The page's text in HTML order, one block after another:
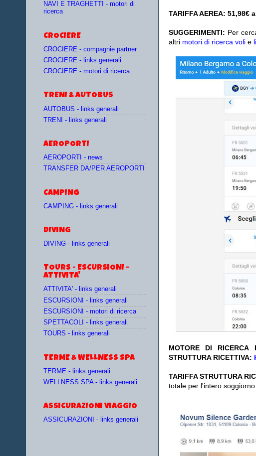
TARIFFA AEREA: 51,98€
SUGGERIMENTI: Per
altri motori di ricerca voli e
MOTORE DI RICERCA
STRUTTURA RICETTIVA:
TARIFFA STRUTTURA
totale per l'intero
NAVI E TRAGHETTI - motori di
ricerca
CROCIERE
CROCIERE - compagnie partner
CROCIERE - links generali
CROCIERE - motori di ricerca
TRENI & AUTOBUS
AUTOBUS - links generali
TRENI - links generali
AEROPORTI
AEROPORTI - news
TRANSFER DA/PER AEROPORTI
CAMPING
CAMPING - links generali
DIVING
DIVING - links generali
TOURS - ESCURSIONI -
ATTIVITA'
ATTIVITA' - links generali
ESCURSIONI - links generali
ESCURSIONI - motori di ricerca
SPETTACOLI - links generali
TOURS - links generali
TERME & WELLNESS SPA
TERME - links generali
WELLNESS SPA - links generali
ASSICURAZIONI VIAGGIO
ASSICURAZIONI - links generali